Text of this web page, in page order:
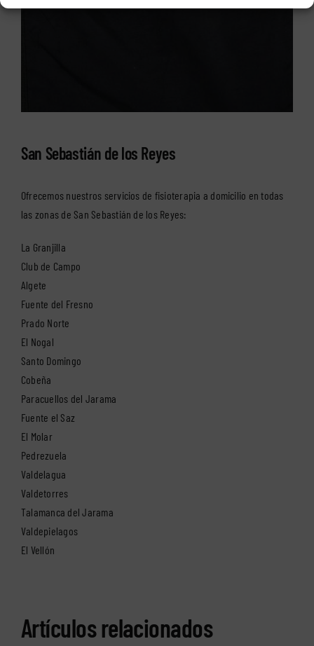
San Sebastián de los Reyes
Ofrecemos nuestros servicios de fisioterapia a domicilio en todas
las zonas de San Sebastián de los Reyes:
La Granjilla
Club de Campo
Algete
Fuente del Fresno
Prado Norte
El Nogal
Santo Domingo
Cobeña
Paracuellos del Jarama
Fuente el Saz
El Molar
Pedrezuela
Valdelagua
Valdetorres
Talamanca del Jarama
Valdepielagos
El Vellón
Artículos relacionados